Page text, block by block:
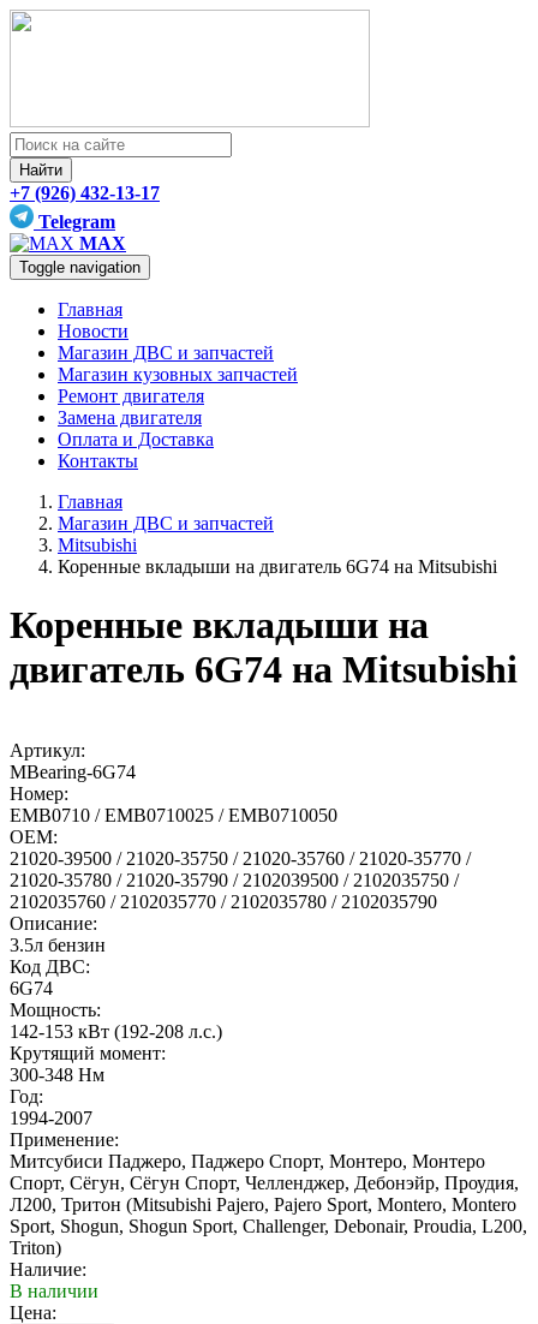
Найти
+7 (926) 432-13-17
Telegram
MAX
Toggle navigation
Главная
Новости
Магазин ДВС и запчастей
Магазин кузовных запчастей
Ремонт двигателя
Замена двигателя
Оплата и Доставка
Контакты
Главная
Магазин ДВС и запчастей
Mitsubishi
Коренные вкладыши на двигатель 6G74 на Mitsubishi
Коренные вкладыши на
двигатель 6G74 на Mitsubishi
Артикул:
MBearing-6G74
Номер:
EMB0710 / EMB0710025 / EMB0710050
OEM:
21020-39500 / 21020-35750 / 21020-35760 / 21020-35770 /
21020-35780 / 21020-35790 / 2102039500 / 2102035750 /
2102035760 / 2102035770 / 2102035780 / 2102035790
Описание:
3.5л бензин
Код ДВС:
6G74
Мощность:
142-153 кВт (192-208 л.с.)
Крутящий момент:
300-348 Нм
Год:
1994-2007
Применение:
Митсубиси Паджеро, Паджеро Спорт, Монтеро, Монтеро
Спорт, Сёгун, Сёгун Спорт, Челленджер, Дебонэйр, Проудия,
Л200, Тритон (Mitsubishi Pajero, Pajero Sport, Montero, Montero
Sport, Shogun, Shogun Sport, Challenger, Debonair, Proudia, L200,
Triton)
Наличие:
В наличии
Цена: